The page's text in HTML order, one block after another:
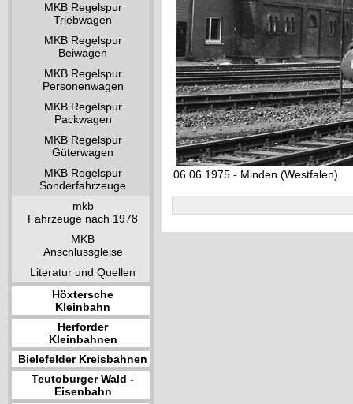
MKB Regelspur
Triebwagen
MKB Regelspur
Beiwagen
MKB Regelspur
Personenwagen
MKB Regelspur
Packwagen
MKB Regelspur
Güterwagen
MKB Regelspur
Sonderfahrzeuge
mkb
Fahrzeuge nach 1978
MKB
Anschlussgleise
Literatur und Quellen
Höxtersche
Kleinbahn
Herforder
Kleinbahnen
Bielefelder Kreisbahnen
Teutoburger Wald -
Eisenbahn
06.06.1975 - Minden (Westfalen)